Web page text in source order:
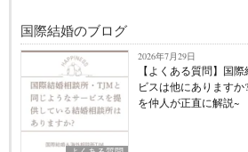
国際結婚のブログ
2026年7月29日
【よくある質問】国
ビスは他にありますか
を仲人が正直に解説~